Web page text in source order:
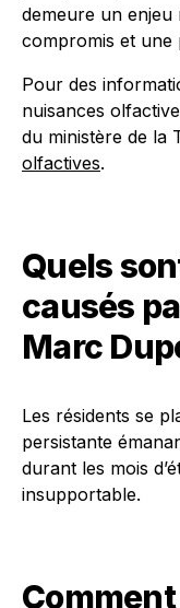
demeure un enjeu
compromis et une
Pour des
nuisances
du ministère de la
olfactives.
Quels
causés
Marc
Les résidents se
persistante
durant les mois
insupportable.